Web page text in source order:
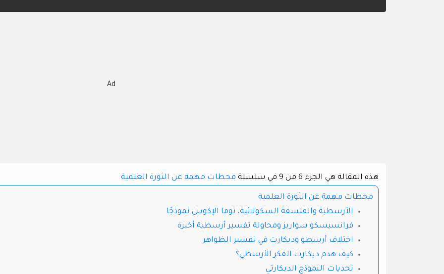
Ad
هذه المقالة هي الجزء 6 من 9 في سلسلة محطات مهمة عن الثورة العلمية
محطات مهمة عن الثورة العلمية
الأرسطية والفلسفة السكولائية، توما الإكويني نموذجًا
فرانسيسكو سواريز ومحاولة تفسير أرسطية أخيرة
اختلاف أرسطو وديكارت في تفسير الظواهر
كيف هدم ديكارت الفكر الأرسطي؟
تحديات النموذج الديكارتي